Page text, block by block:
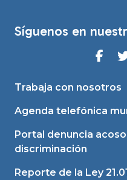
Síguenos en
Trabaja con nosotros
Agenda telefónica
Portal denuncia
discriminación
Reporte de la Ley